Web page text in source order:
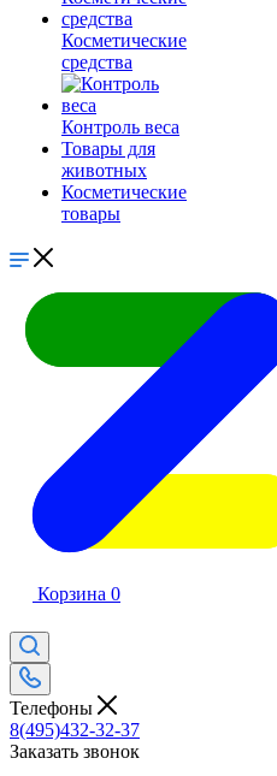
Косметические
средства
Контроль веса
Товары для
животных
Косметические
товары
Корзина 0
Телефоны
8(495)432-32-37
Заказать звонок